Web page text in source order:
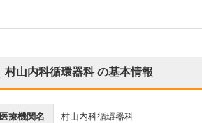
村山内科循環器科の基本情報
医療機関名 村山内科循環器科